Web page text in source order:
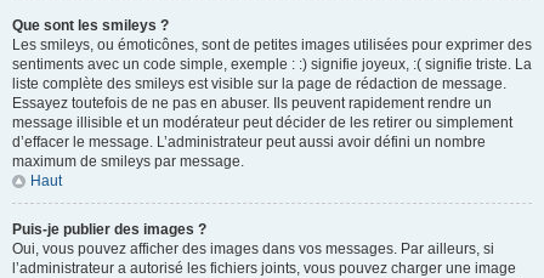
Que sont les smileys ?
Les smileys, ou émoticônes, sont de petites images utilisées pour exprimer des
sentiments avec un code simple, exemple : :) signifie joyeux, :( signifie triste. La
liste complète des smileys est visible sur la page de rédaction de message.
Essayez toutefois de ne pas en abuser. Ils peuvent rapidement rendre un
message illisible et un modérateur peut décider de les retirer ou simplement
d’effacer le message. L’administrateur peut aussi avoir défini un nombre
maximum de smileys par message.
Haut
Puis-je publier des images ?
Oui, vous pouvez afficher des images dans vos messages. Par ailleurs, si
l’administrateur a autorisé les fichiers joints, vous pouvez charger une image